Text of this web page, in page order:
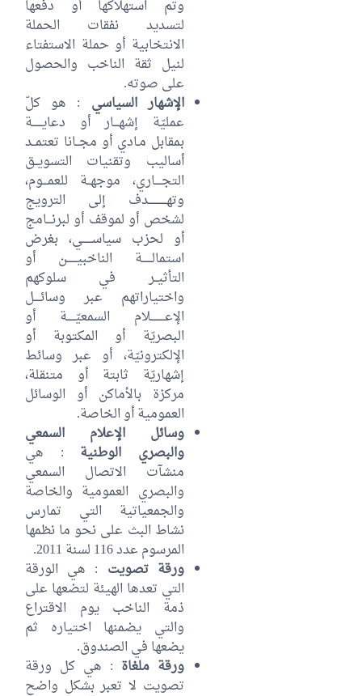
وتم استهلاكها أو دفعها
لتسديد نفقات الحملة
الانتخابية أو حملة الاستفتاء
لنيل ثقة الناخب والحصول
على صوته.
الإشهار السياسي : هو كلّ
عمليّة إشهـــار أو دعايــــــة
بمقابل مـادي أو مجــانا تعتمــد
أساليب وتقنيات التسويــق
التجــــاري، موجهــة للعمـــوم،
وتهـــــــــــدف إلى الترويج
لشخص أو لموقف أو لبرنـــامج
أو لحزب سياســــــي، بغرض
استمالــــــة الناخبيــــــن أو
التأثيــر في سلوكهم
واختياراتهم عبر وسائــــل
الإعـــــــــلام السمعيّـــــة أو
البصريّة أو المكتوبة أو
الإلكترونيّة، أو عبر وسائط
إشهاريّة ثابتة أو متنقلة،
مركزة بالأماكن أو الوسائل
العمومية أو الخاصة.
وسائل الإعلام السمعي
والبصري الوطنية : هي
منشآت الاتصال السمعي
والبصري العمومية والخاصة
والجمعياتية التي تمارس
نشاط البث على نحو ما نظمها
المرسوم عدد 116 لسنة 2011.
ورقة تصويت : هي الورقة
التي تعدها الهيئة لتضعها على
ذمة الناخب يوم الاقتراع
والتي يضمنها اختياره ثم
يضعها في الصندوق.
ورقة ملغاة : هي كل ورقة
تصويت لا تعبر بشكل واضح